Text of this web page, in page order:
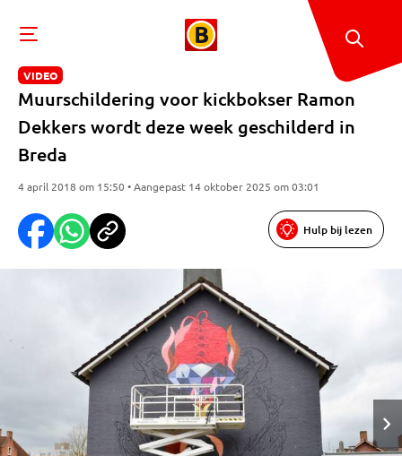
VIDEO
Muurschildering voor kickbokser Ramon
Dekkers wordt deze week geschilderd in
Breda
4 april 2018 om 15:50 • Aangepast 14 oktober 2025 om 03:01
Hulp bij lezen